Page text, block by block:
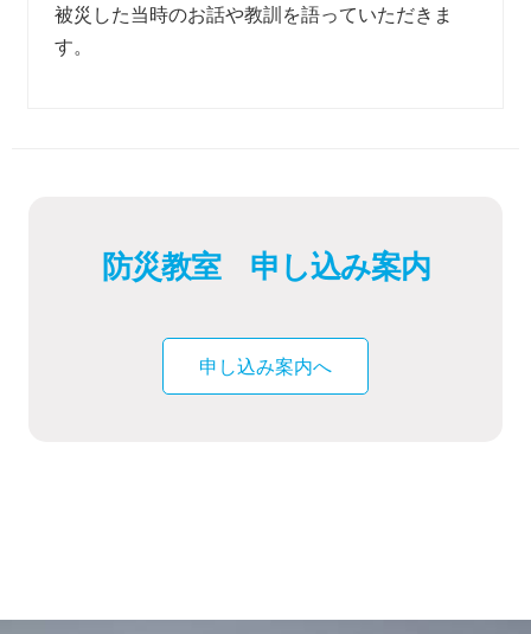
被災した当時のお話や教訓を語っていただきま
す。
防災教室 申し込み案内
申し込み案内へ